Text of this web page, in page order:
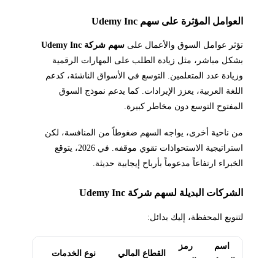
العوامل المؤثرة على سهم Udemy Inc
تؤثر عوامل السوق والأعمال على سهم شركة Udemy Inc
بشكل مباشر، مثل زيادة الطلب على المهارات الرقمية
وزيادة عدد المتعلمين. التوسع في الأسواق الناشئة، كدعم
اللغة العربية، يعزز الإيرادات. كما يدعم نموذج السوق
المفتوح التوسع دون مخاطر كبيرة.
من ناحية أخرى، يواجه السهم ضغوطاً من المنافسة، لكن
استراتيجية الاستحواذات تقوي موقفه. في 2026، يتوقع
الخبراء ارتفاعاً مدعوماً بأرباح إيجابية حديثة.
الشركات البديلة لسهم شركة Udemy Inc
لتنويع المحفظة، إليك بدائل:
اسم
رمز
القطاع المالي نوع الخدمات